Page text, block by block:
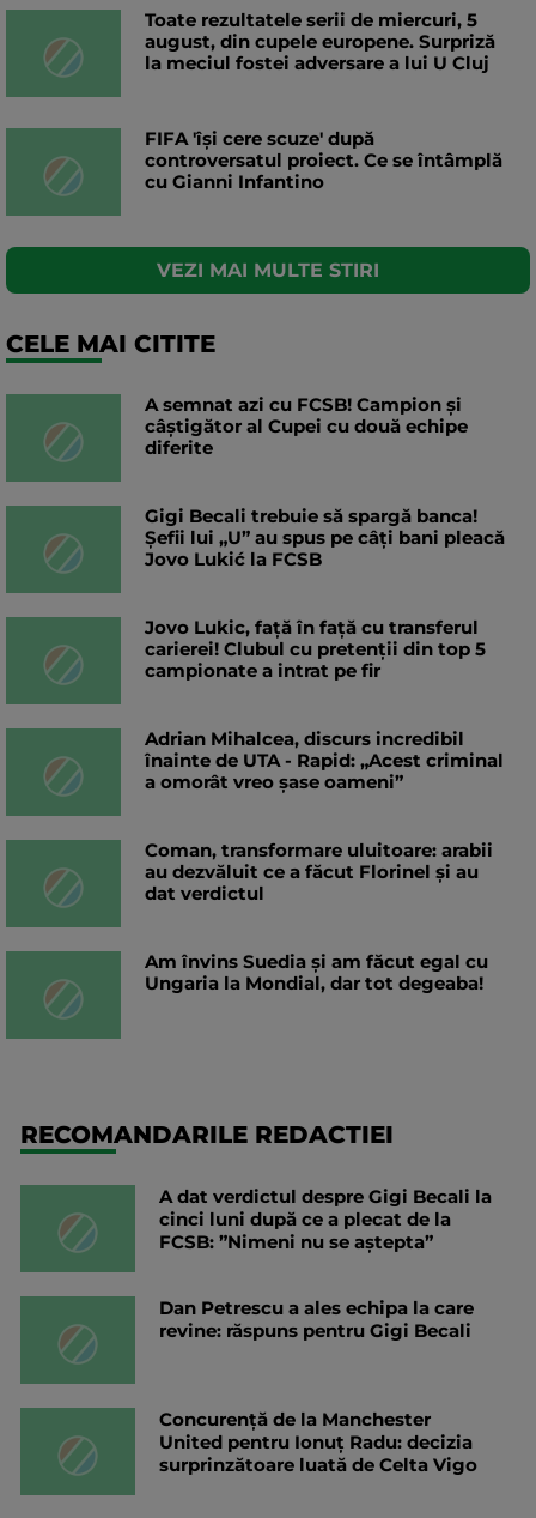
Toate rezultatele serii de miercuri, 5
august, din cupele europene. Surpriză
la meciul fostei adversare a lui U Cluj
FIFA 'își cere scuze' după
controversatul proiect. Ce se întâmplă
cu Gianni Infantino
VEZI MAI MULTE STIRI
CELE MAI CITITE
A semnat azi cu FCSB! Campion și
câștigător al Cupei cu două echipe
diferite
Gigi Becali trebuie să spargă banca!
Șefii lui „U” au spus pe câți bani pleacă
Jovo Lukić la FCSB
Jovo Lukic, față în față cu transferul
carierei! Clubul cu pretenții din top 5
campionate a intrat pe fir
Adrian Mihalcea, discurs incredibil
înainte de UTA - Rapid: „Acest criminal
a omorât vreo șase oameni”
Coman, transformare uluitoare: arabii
au dezvăluit ce a făcut Florinel și au
dat verdictul
Am învins Suedia și am făcut egal cu
Ungaria la Mondial, dar tot degeaba!
RECOMANDARILE REDACTIEI
A dat verdictul despre Gigi Becali la
cinci luni după ce a plecat de la
FCSB: ”Nimeni nu se aștepta”
Dan Petrescu a ales echipa la care
revine: răspuns pentru Gigi Becali
Concurență de la Manchester
United pentru Ionuț Radu: decizia
surprinzătoare luată de Celta Vigo